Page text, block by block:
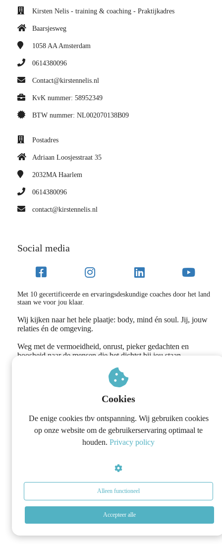
Kirsten Nelis - training & coaching - Praktijkadres
Baarsjesweg
1058 AAAmsterdam
0614380096
Contact@kirstennelis.nl
KvK nummer: 58952349
BTW nummer: NL002070138B09
Postadres
Adriaan Loosjesstraat 35
2032MA Haarlem
0614380096
contact@kirstennelis.nl
Social media
Met 10 gecertificeerde en ervaringsdeskundige coaches door het land
staan we voor jou klaar.
Wij kijken naar het hele plaatje: body, mind én soul. Jij, jouw
relaties én de omgeving.
Weg met de vermoeidheid, onrust, pieker gedachten en
boosheid naar de mensen die het dichtst bij jou staan.
Cookies
De enige cookies tbv ontspanning. Wij gebruiken cookies
op onze website om de gebruikerservaring optimaal te
houden. Privacy policy
Alleen functioneel
Accepteer alle